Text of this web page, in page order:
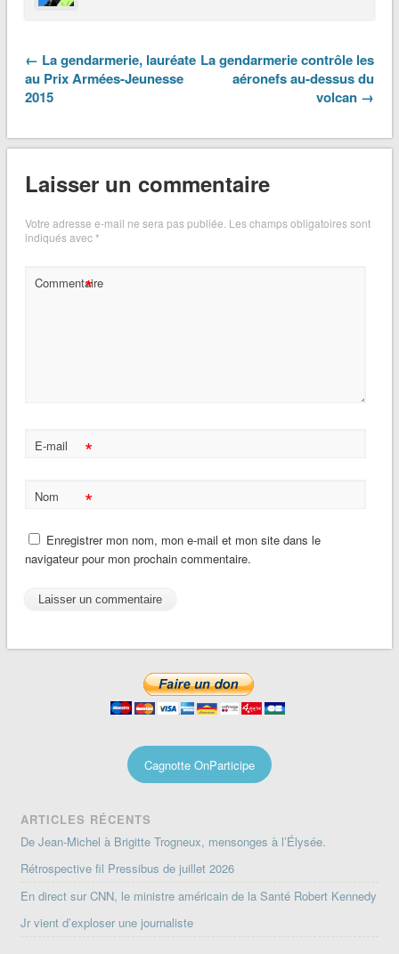
← La gendarmerie, lauréate
au Prix Armées-Jeunesse
2015
La gendarmerie contrôle les
aéronefs au-dessus du
volcan →
Laisser un commentaire
Votre adresse e-mail ne sera pas publiée. Les champs obligatoires sont
indiqués avec*
Commentaire
*
E-mail *
Nom *
Enregistrer mon nom, mon e-mail et mon site dans le
navigateur pour mon prochain commentaire.
Cagnotte OnParticipe
ARTICLES RÉCENTS
De Jean-Michel à Brigitte Trogneux, mensonges à l’Élysée.
Rétrospective fil Pressibus de juillet 2026
En direct sur CNN, le ministre américain de la Santé Robert Kennedy
Jr vient d’exploser une journaliste